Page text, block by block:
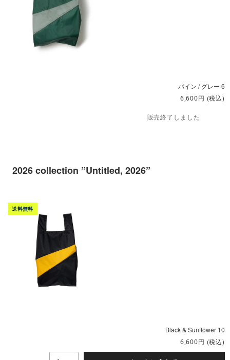
パイン / グレー 6
6,600円 (税込)
販売終了しました
2026 collection ”Untitled, 2026”
Black & Sunflower 10
6,600円 (税込)